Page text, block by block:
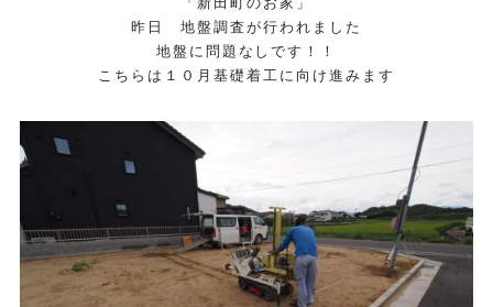
昨日 地盤調査が行われました
地盤に問題なしです！！
こちらは１０月基礎着工に向け進みます